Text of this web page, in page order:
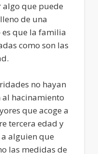
que puede
de una
que la familia
como son las
no hayan
hacinamiento
que acoge a
tercera edad y
alguien que
las medidas de